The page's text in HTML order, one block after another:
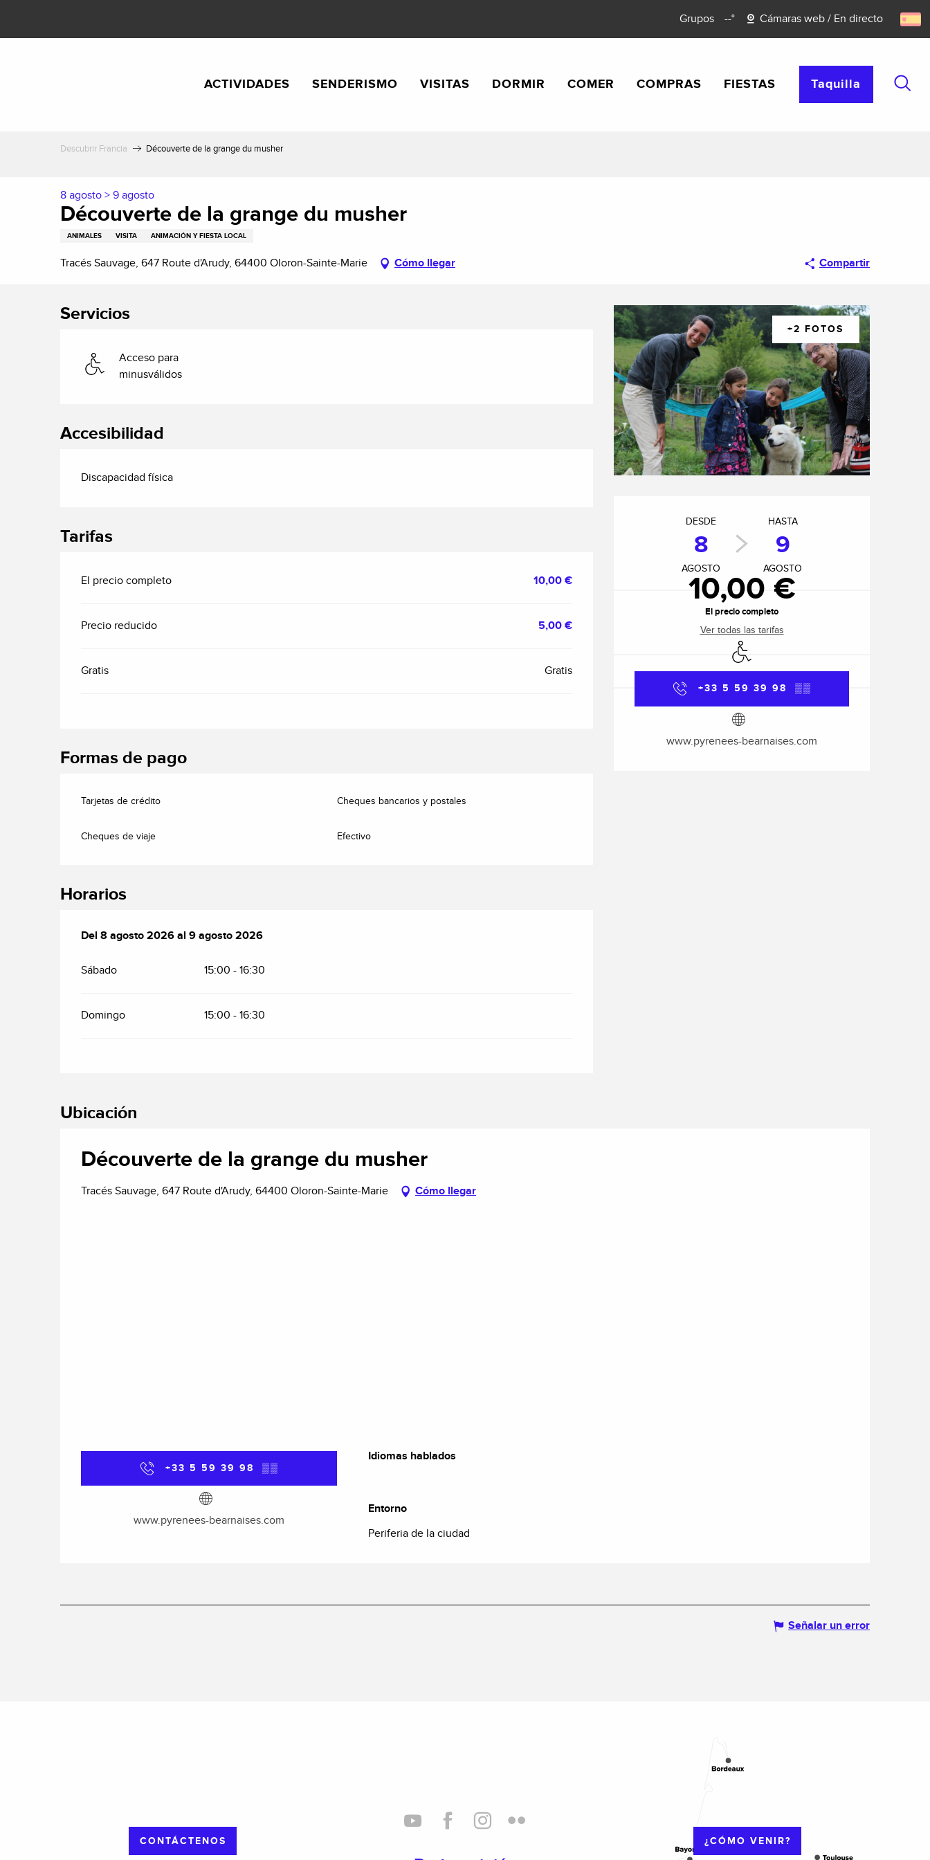
contenu
Grupos --° Cámaras web / En directo
ACTIVIDADES SENDERISMO VISITAS DORMIR COMER COMPRAS FIESTAS Taquilla
Descubrir Francia Découverte de la grange du musher
8 agosto > 9 agosto
Découverte de la grange du musher
ANIMALES VISITA ANIMACIÓN Y FIESTA LOCAL
Tracés Sauvage, 647 Route d'Arudy, 64400 Oloron-Sainte-Marie Cómo llegar Compartir
+2 FOTOS
Horarios y datos de
DESDE
8
AGOSTO
HASTA
9
AGOSTO
10,00 €
El precio completo
Ver todas las tarifas
Acceso para minusválidos
+33 5 59 39 98 ▒▒
www.pyrenees-bearnaises.com
Servicios
Acceso para
minusválidos
Accesibilidad
Discapacidad física
Tarifas
El precio completo 10,00 €
Precio reducido 5,00 €
Gratis Gratis
Formas de pago
Tarjetas de crédito Cheques bancarios y postales
Cheques de viaje Efectivo
Horarios
Del 8 agosto 2026al 9 agosto 2026
Del 8 agosto 2026al 9 agosto 2026
Sábado 15:00 - 16:30
Domingo 15:00 - 16:30
Ubicación
Découverte de la grange du musher
Tracés Sauvage, 647 Route d'Arudy, 64400 Oloron-Sainte-Marie Cómo llegar
+33 5 59 39 98 ▒▒
www.pyrenees-bearnaises.com
Idiomas hablados
Idiomas hablados
Entorno
Entorno
Periferia de la ciudad
Señalar un error
CONTÁCTENOS ¿CÓMO VENIR?